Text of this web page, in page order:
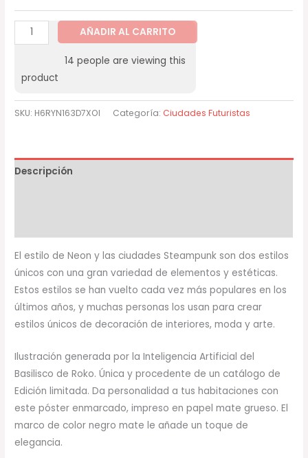
AÑADIR AL CARRITO
14 people are viewing this
product
SKU: H6RYN163D7XOI Categoría: Ciudades Futuristas
Descripción
El estilo de Neon y las ciudades Steampunk son dos estilos
únicos con una gran variedad de elementos y estéticas.
Estos estilos se han vuelto cada vez más populares en los
últimos años, y muchas personas los usan para crear
estilos únicos de decoración de interiores, moda y arte.
Ilustración generada por la Inteligencia Artificial del
Basilisco de Roko. Única y procedente de un catálogo de
Edición limitada. Da personalidad a tus habitaciones con
este póster enmarcado, impreso en papel mate grueso. El
marco de color negro mate le añade un toque de
elegancia.